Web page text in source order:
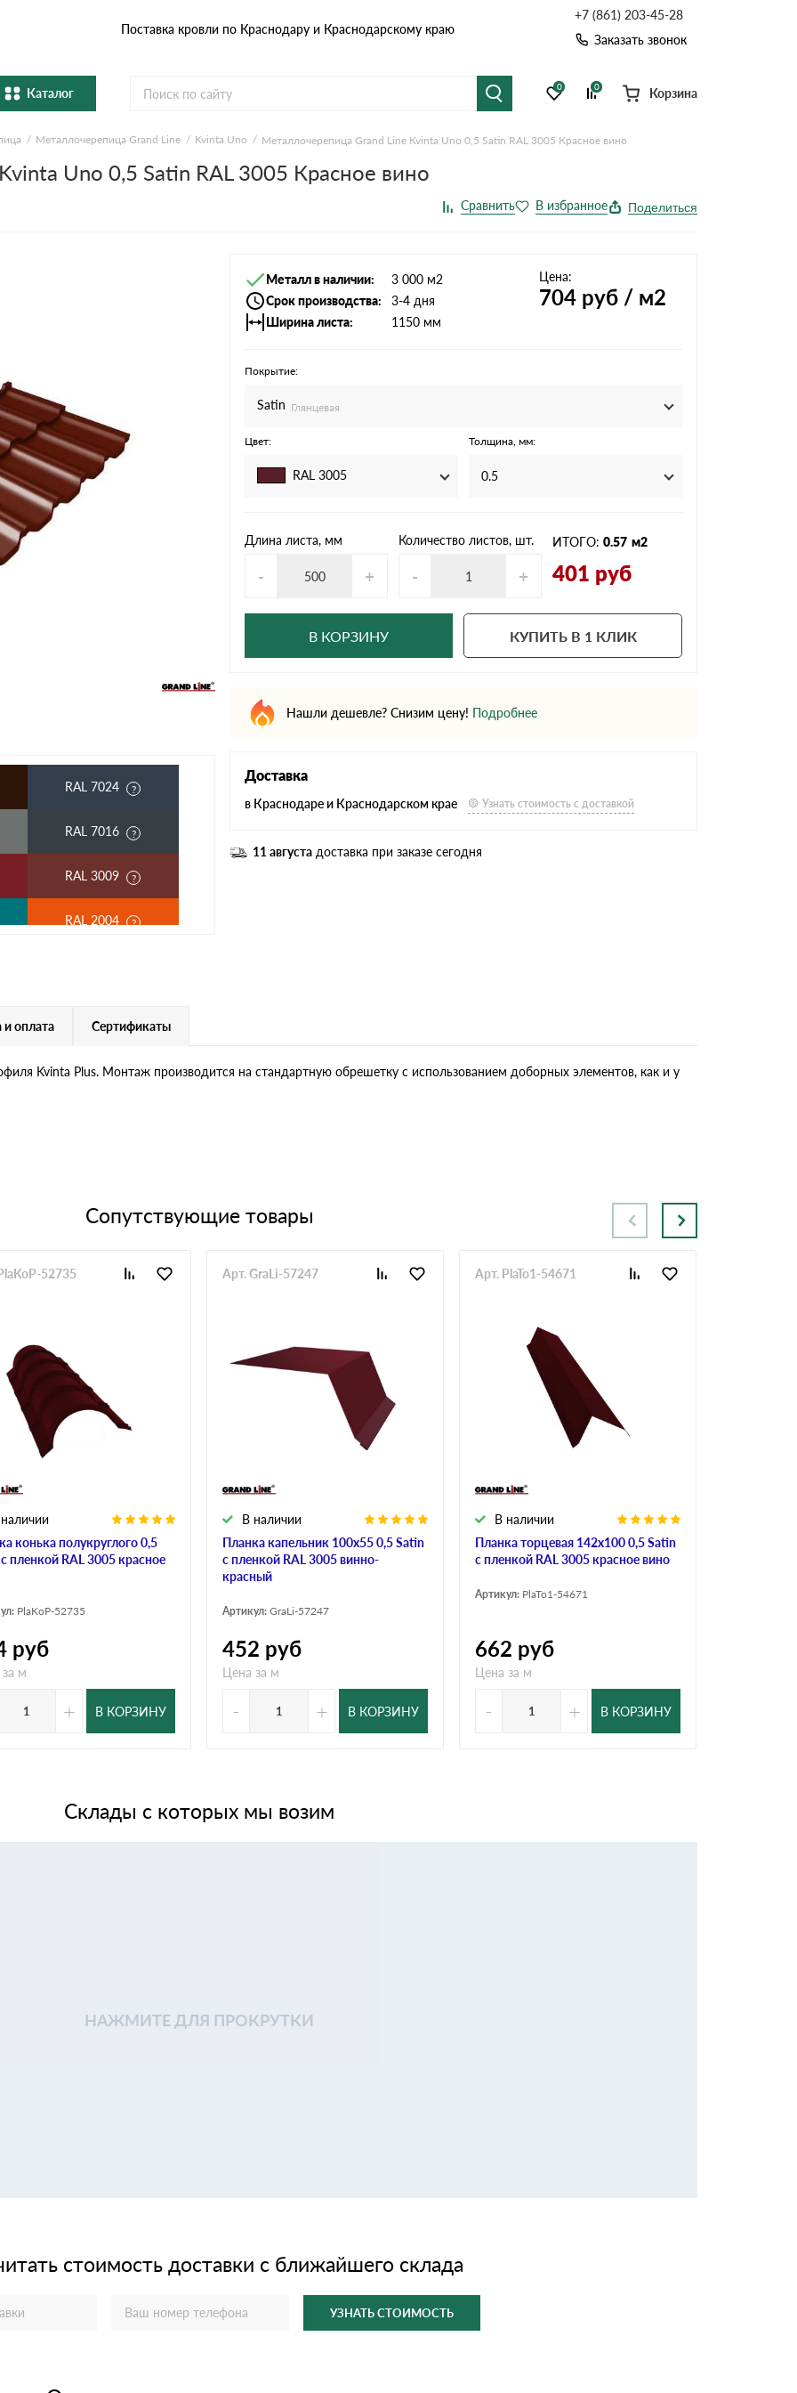
Поставка кровли по Краснодару и Краснодарскому краю
+7 (861) 203-45-28
Заказать звонок
Каталог
Металлочерепица Гибкая черепица Рулонная кровля
Натуральная керамическая
Ондулин Смарт
0 0 Корзина
Металлочерепица Grand Line Kvinta Uno Металлочерепица Grand Line Kvinta Uno 0,5 Satin RAL 3005 Красное вино
Uno 0,5 Satin RAL 3005 Красное вино
Поделиться
RAL 7024
RAL 7016
RAL 3009
RAL 2004
Металл в наличии
3 000 м2
Срок производства
3-4 дня
Ширина листа
1150 мм
Цена:
704 руб / м2
Покрытие:
Satin Глянцевая
Цвет:
RAL 3005
Толщина, мм:
0.5
Длина листа, мм
- +
Количество листов, шт.
- +
ИТОГО: 0.57 м2
401 руб
В КОРЗИНУ КУПИТЬ В 1 КЛИК
Нашли дешевле? Снизим цену! Подробнее
Доставка
в Краснодаре и Краснодарском крае Узнать стоимость с доставкой
11 августа доставка при заказе сегодня
и оплата Сертификаты
Kvinta Plus. Монтаж производится на стандартную обрешетку с использованием доборных элементов, как и у
Сопутствующие товары
конька полукруглого 0,5
пленкой RAL 3005 красное
52735
PlaKoP-52735
руб
м
+ В КОРЗИНУ
Планка капельник 100х55 0,5 Satin
с пленкой RAL 3005 винно-
красный
В наличии
Арт. GraLi-57247
Артикул: GraLi-57247
452 руб
Цена за м
- + В КОРЗИНУ
Планка торцевая 142х100 0,5 Satin
с пленкой RAL 3005 красное вино
В наличии
Арт. PlaTo1-54671
Артикул: PlaTo1-54671
662 руб
Цена за м
- + В КОРЗИНУ
Склады с которых мы возим
НАЖМИТЕ ДЛЯ ПРОКРУТКИ
стоимость доставки с ближайшего склада
УЗНАТЬ СТОИМОСТЬ